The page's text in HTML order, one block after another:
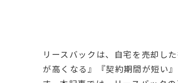
リースバックは、自宅を売却し
が高くなる』『契約期間が短い